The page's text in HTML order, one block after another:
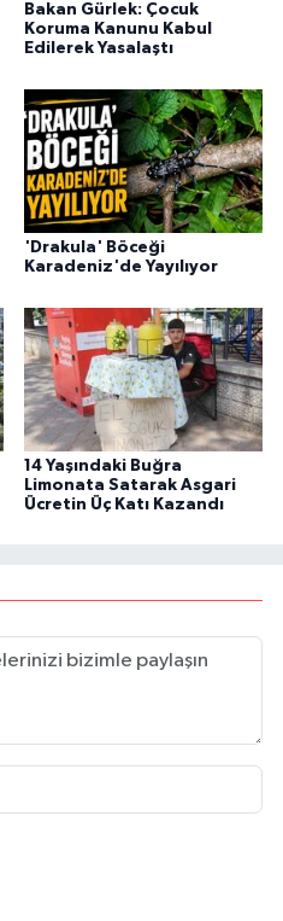
Bakan Gürlek: Çocuk
Koruma Kanunu Kabul
Edilerek Yasalaştı
'Drakula' Böceği
Karadeniz'de Yayılıyor
14 Yaşındaki Buğra
Limonata Satarak Asgari
Ücretin Üç Katı Kazandı